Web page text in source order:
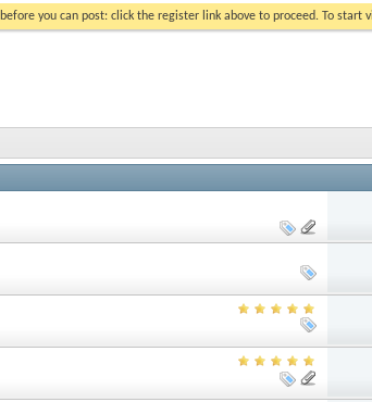
before you can post: click the register link above to proceed. To